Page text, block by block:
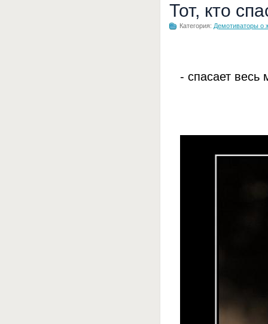
Тот, кто
Категория: Демотиваторы о
- спасает весь